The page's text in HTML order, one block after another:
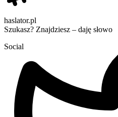
haslator.pl
Szukasz? Znajdziesz – daję słowo
Social